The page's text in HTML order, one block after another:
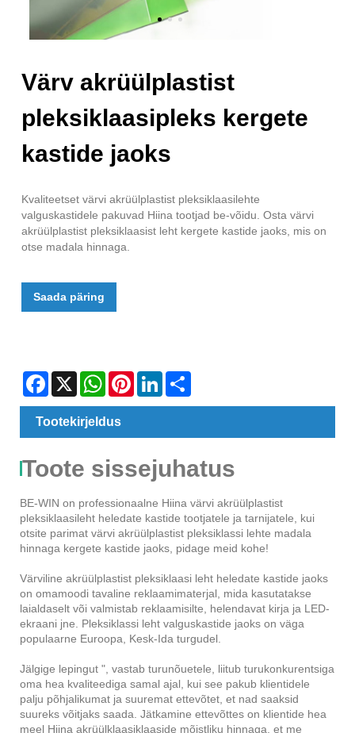
Värv akrüülplastist
pleksiklaasipleks kergete
kastide jaoks
Kvaliteetset värvi akrüülplastist pleksiklaasilehte
valguskastidele pakuvad Hiina tootjad be-võidu. Osta värvi
akrüülplastist pleksiklaasist leht kergete kastide jaoks, mis on
otse madala hinnaga.
Saada päring
Facebook
X WhatsAppPinterestLinkedIn
Tootekirjeldus
Toote sissejuhatus
BE-WIN on professionaalne Hiina värvi akrüülplastist
pleksiklaasileht heledate kastide tootjatele ja tarnijatele, kui
otsite parimat värvi akrüülplastist pleksiklassi lehte madala
hinnaga kergete kastide jaoks, pidage meid kohe!
Värviline akrüülplastist pleksiklaasi leht heledate kastide jaoks
on omamoodi tavaline reklaamimaterjal, mida kasutatakse
laialdaselt või valmistab reklaamisilte, helendavat kirja ja LED-
ekraani jne. Pleksiklassi leht valguskastide jaoks on väga
populaarne Euroopa, Kesk-Ida turgudel.
Jälgige lepingut ", vastab turunõuetele, liitub turukonkurentsiga
oma hea kvaliteediga samal ajal, kui see pakub klientidele
palju põhjalikumat ja suuremat ettevõtet, et nad saaksid
suureks võitjaks saada. Jätkamine ettevõttes on klientide hea
meel Hiina akrüülklaasiklaaside mõistliku hinnaga, et me